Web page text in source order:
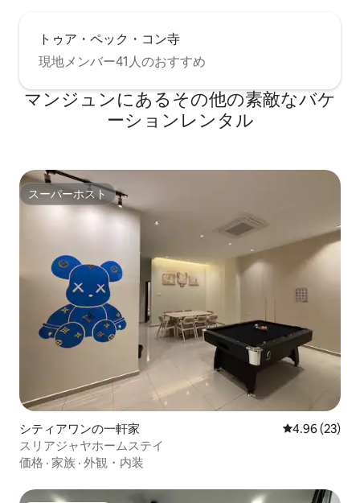
トゥア・ペック・コン寺
現地メンバー41人のおすすめ
マンジュンにあるその他の素敵なバケ
ーションレンタル
スーパーホスト
スーパーホスト
シティアワンの一軒家 レビュー23
4.96 (23)
スリアジャヤホームステイ
価格 · 家族 · 外観・内装